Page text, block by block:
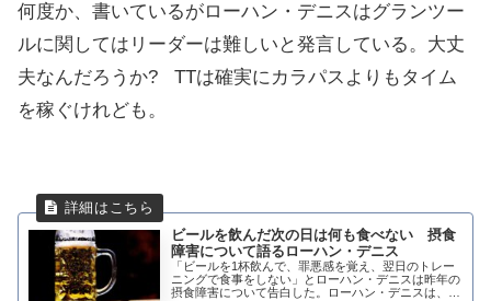
何度か、書いているがローハン・デニスはグランツー
ルに関してはリーダーは難しいと発言している。大丈
夫なんだろうか? TTは確実にカラパスよりもタイム
を稼ぐけれども。
ビールを飲んだ次の日は何も食べない 摂食
障害について語るローハン・デニス
「ビールを1杯飲んで、罪悪感を覚え、翌日のトレー
ニングで食事をしない」とローハン・デニスは昨年の
摂食障害について告白した。ローハン・デニスは、